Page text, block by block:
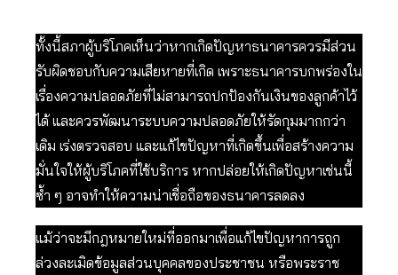
ทั้งนี้สภาผู้บริโภคเห็นว่าหากเกิดปัญหาธนาคารควรมีส่วน
รับผิดชอบกับความเสียหายที่เกิด เพราะธนาคารบกพร่องใน
เรื่องความปลอดภัยที่ไม่สามารถปกป้องกันเงินของลูกค้าไว้
ได้ และควรพัฒนาระบบความปลอดภัยให้รัดกุมมากกว่า
เดิม เร่งตรวจสอบ และแก้ไขปัญหาที่เกิดขึ้นเพื่อสร้างความ
มั่นใจให้ผู้บริโภคที่ใช้บริการ หากปล่อยให้เกิดปัญหาเช่นนี้
ซ้ำ ๆ อาจทำให้ความน่าเชื่อถือของธนาคารลดลง
แม้ว่าจะมีกฎหมายใหม่ที่ออกมาเพื่อแก้ไขปัญหาการถูก
ล่วงละเมิดข้อมูลส่วนบุคคลของประชาชน หรือพระราช